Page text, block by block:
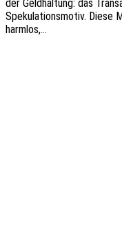
der Geld­hal­tung: das
Speku­la­ti­ons­mo­tiv. Diese
harmlos,…